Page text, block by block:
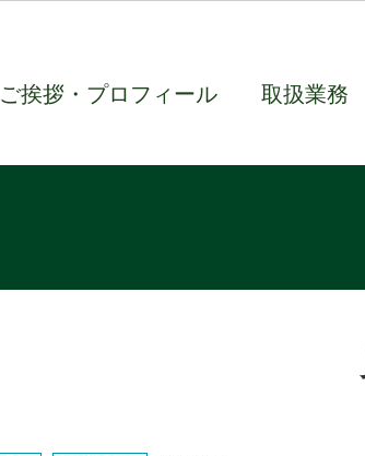
ご挨拶・プロフィール 取扱業務